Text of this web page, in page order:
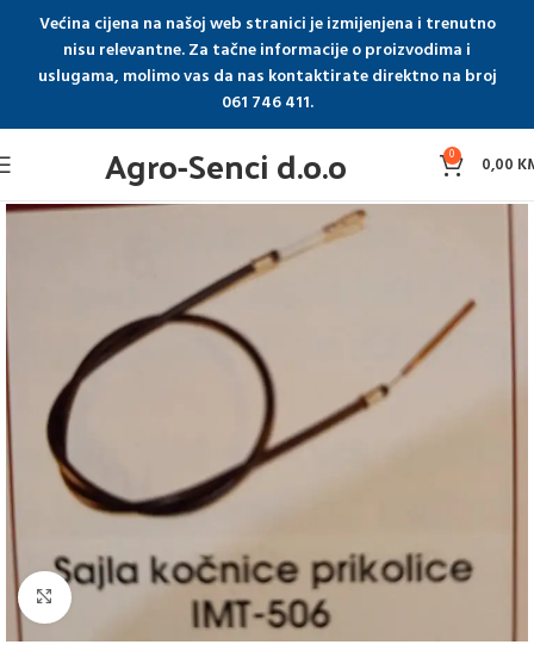
Većina cijena na našoj web stranici je izmijenjena i trenutno
nisu relevantne. Za tačne informacije o proizvodima i
uslugama, molimo vas da nas kontaktirate direktno na broj
061 746 411.
Agro-Senci d.o.o 0 0,00
Click to enlarge